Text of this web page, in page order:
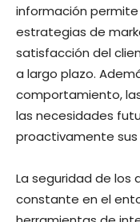
información
estrategias de
satisfacción del
a largo plazo.
comportamiento,
las necesidades
proactivamente
La seguridad de los
constante en el